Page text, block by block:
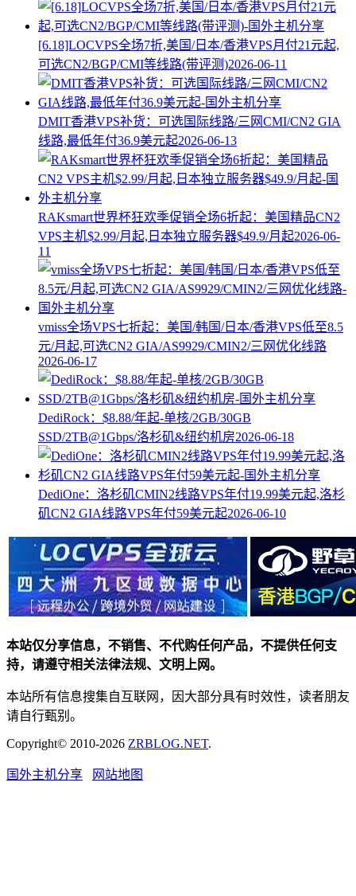
[6.18]LOCVPS全场7折,美国/日本/香港VPS月付21元起,
可选CN2/BGP/CMI等线路(带评测)2026-06-11
DMIT香港VPS补货：可选国际线路/三网CMI/CN2 GIA
线路,最低年付36.9美元起2026-06-13
RAKsmart世界杯狂欢季促销全场6折起：美国精品CN2
VPS主机$2.99/月起,日本独立服务器$49.9/月起2026-06-
11
vmiss全场VPS七折起：美国/韩国/日本/香港VPS低至8.5
元/月起,可选CN2 GIA/AS9929/CMIN2/三网优化线路
2026-06-17
DediRock：$8.88/年起-单核/2GB/30GB
SSD/2TB@1Gbps/洛杉矶&纽约机房2026-06-18
DediOne：洛杉矶CMIN2线路VPS年付19.99美元起,洛杉
矶CN2 GIA线路VPS年付59美元起2026-06-10
本站仅分享信息，不销售、不代购任何产品，不提供任何支
持，请遵守相关法律法规、文明上网。
本站所有信息搜集自互联网，因大部分具有时效性，读者朋友
请自行甄别。
Copyright© 2010-2026 ZRBLOG.NET.
国外主机分享 网站地图